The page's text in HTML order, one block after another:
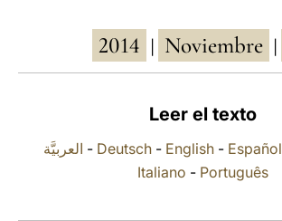
2014 Noviembre
Leer el texto
العربيَّة - Deutsch- English- Español
Italiano - Português